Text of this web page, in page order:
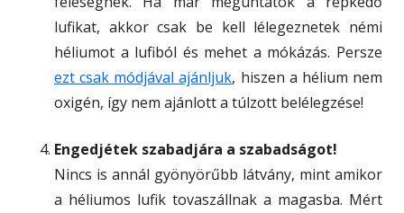
lufikat, akkor csak be kell lélegeznetek némi
héliumot a lufiból és mehet a mókázás. Persze
ezt csak módjával ajánljuk, hiszen a hélium nem
oxigén, így nem ajánlott a túlzott belélegzése!
Engedjétek szabadjára a szabadságot!
Nincs is annál gyönyörűbb látvány, mint amikor
a héliumos lufik tovaszállnak a magasba. Mért